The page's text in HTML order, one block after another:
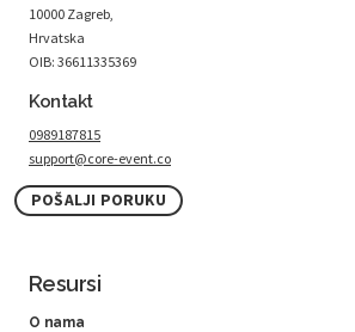
10000 Zagreb,
Hrvatska
OIB: 36611335369
Kontakt
0989187815
support@core-event.co
POŠALJI PORUKU
Resursi
O nama